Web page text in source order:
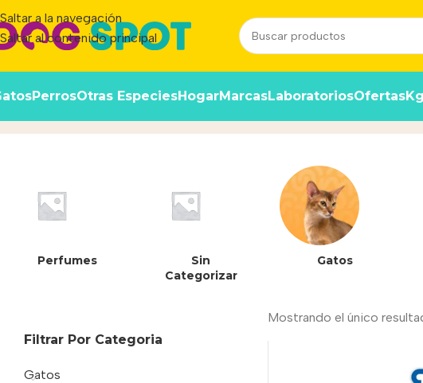
Saltar a la navegación
Saltar al contenido principal
PerrosOtras EspeciesHogarMarcasLaboratoriosOfertas
Perfumes
Sin
Categorizar
Gatos
Filtrar Por Categoria
Gatos
Mostrando el único